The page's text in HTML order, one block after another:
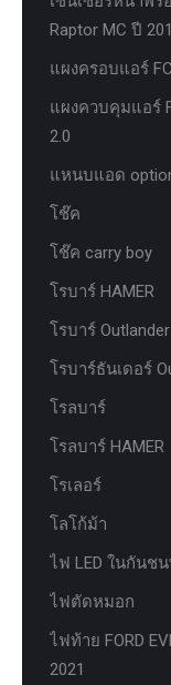
Raptor MC ปี
แผงครอบแอร์
แผงควบคุมแอร์
2.0
แหนบแอด
โช๊ค
โช๊ค carry boy
โรบาร์ HAMER
โรบาร์ Outlander
โรบาร์ธันเดอร์
โรลบาร์
โรลบาร์ HAMER
โรเลอร์
โลโก้ม้า
ไฟ LED ในกันช
ไฟตัดหมอก
ไฟท้าย FORD
2021